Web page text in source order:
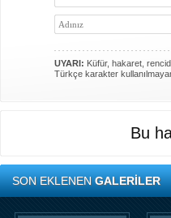
UYARI: Küfür, hakaret,
Türkçe karakter
Bu
SON EKLENENGALERİLER